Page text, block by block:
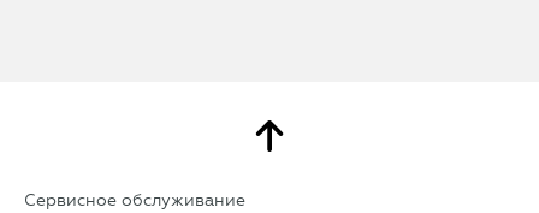
Сервисное обслуживание